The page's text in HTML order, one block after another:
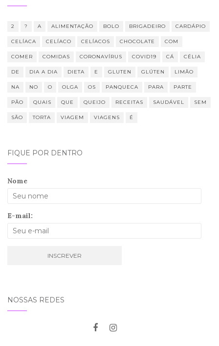
2 ? A ALIMENTAÇÃO BOLO BRIGADEIRO CARDÁPIO
CELÍACA CELÍACO CELÍACOS CHOCOLATE COM
COMER COMIDAS CORONAVÍRUS COVID19 CÁ CÉLIA
DE DIA A DIA DIETA E GLUTEN GLÚTEN LIMÃO
NA NO O OLGA OS PANQUECA PARA PARTE
PÃO QUAIS QUE QUEIJO RECEITAS SAUDÁVEL SEM
SÃO TORTA VIAGEM VIAGENS É
FIQUE POR DENTRO
Nome
E-mail:
NOSSAS REDES